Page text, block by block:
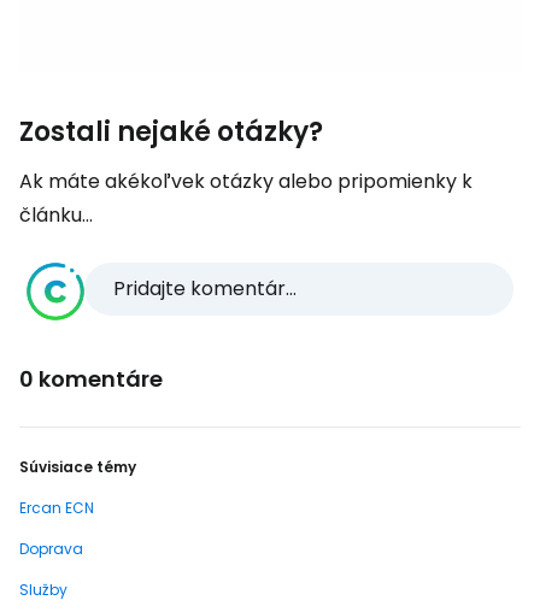
Zostali nejaké otázky?
Ak máte akékoľvek otázky alebo pripomienky k
článku...
Pridajte komentár...
0 komentáre
Súvisiace témy
Ercan ECN
Doprava
Služby